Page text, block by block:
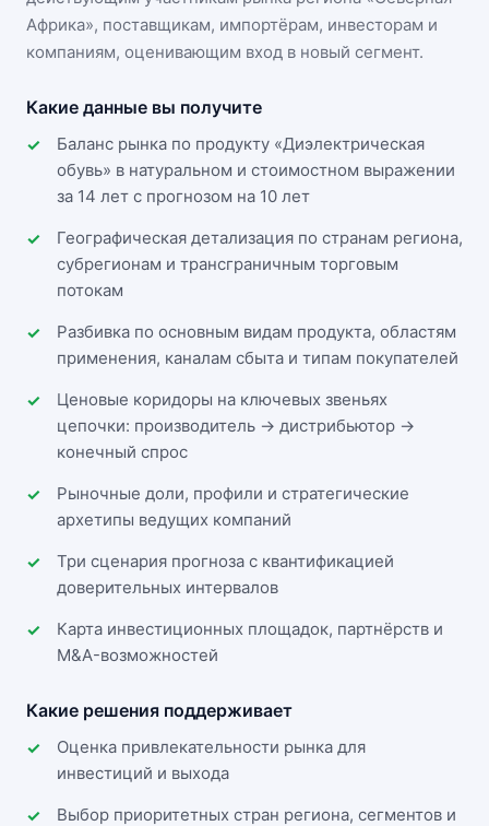
Африка», поставщикам, импортёрам, инвесторам и
компаниям, оценивающим вход в новый сегмент.
Какие данные вы получите
Баланс рынка по продукту «Диэлектрическая
обувь» в натуральном и стоимостном выражении
за 14 лет с прогнозом на 10 лет
Географическая детализация по странам региона,
субрегионам и трансграничным торговым
потокам
Разбивка по основным видам продукта, областям
применения, каналам сбыта и типам покупателей
Ценовые коридоры на ключевых звеньях
цепочки: производитель → дистрибьютор →
конечный спрос
Рыночные доли, профили и стратегические
архетипы ведущих компаний
Три сценария прогноза с квантификацией
доверительных интервалов
Карта инвестиционных площадок, партнёрств и
M&A-возможностей
Какие решения поддерживает
Оценка привлекательности рынка для
инвестиций и выхода
Выбор приоритетных стран региона, сегментов и